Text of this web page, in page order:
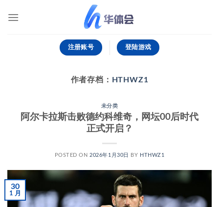
注册账号 登陆游戏
作者存档： HTHWZ1
未分类
阿尔卡拉斯击败德约科维奇，网坛00后时代
正式开启？
POSTED ON 2026年1月30日 BY HTHWZ1
30
1 月